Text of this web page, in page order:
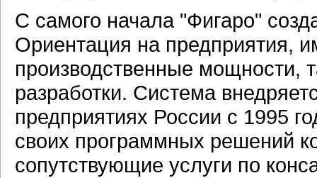
С самого начала "Фигаро"
Ориентация на предприятия,
производственные мощности,
разработки. Система
предприятиях России с 1995
своих программных решений
сопутствующие услуги по